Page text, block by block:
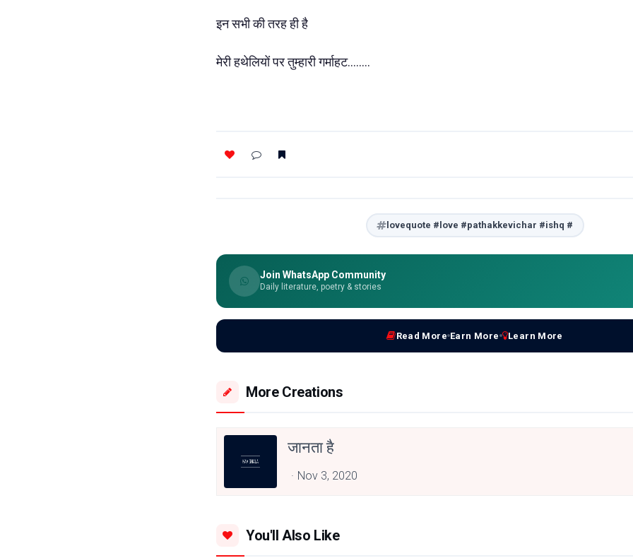
इन सभी की तरह ही है
मेरी हथेलियों पर तुम्हारी गर्माहट........
lovequote #love #pathakkevichar #ishq #
Join WhatsApp Community
Daily literature, poetry & stories
Read More Earn More Learn More
More Creations
जानता है
Nov 3, 2020
You'll Also Like